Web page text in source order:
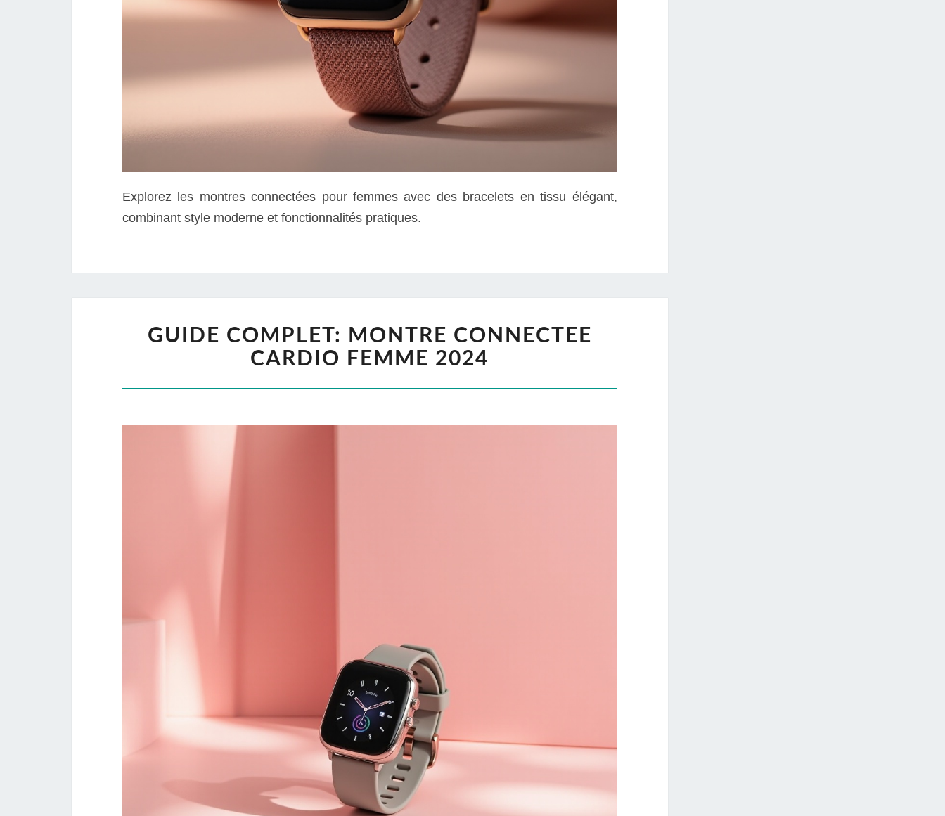
Explorez les montres connectées pour femmes avec des bracelets en tissu élégant,
combinant style moderne et fonctionnalités pratiques.
GUIDE COMPLET: MONTRE CONNECTÉE
CARDIO FEMME 2024